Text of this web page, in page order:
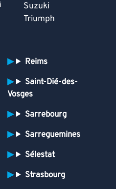
Suzuki
Triumph
Reims
Saint-Dié-des-
Vosges
Sarrebourg
Sarreguemines
Sélestat
Strasbourg